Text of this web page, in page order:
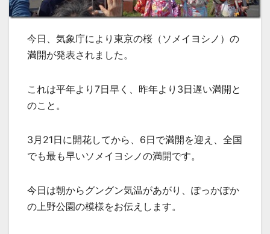
今日、気象庁により東京の桜（ソメイヨシノ）の
満開が発表されました。
これは平年より7日早く、昨年より3日遅い満開と
のこと。
3月21日に開花してから、6日で満開を迎え、全国
でも最も早いソメイヨシノの満開です。
今日は朝からグングン気温があがり、ぽっかぽか
の上野公園の模様をお伝えします。